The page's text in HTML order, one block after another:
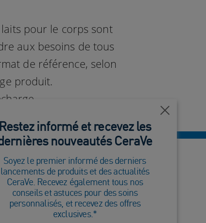
pour le corps sont
aux besoins de tous
de référence, selon
produit.
Fermer
Restez informé et recevez les
nouveautés CeraVe
Soyez le premier informé des derniers
lancements de produits et des actualités
CeraVe. Recevez également tous nos
conseils et astuces pour des soins
personnalisés, et recevez des offres
exclusives.*